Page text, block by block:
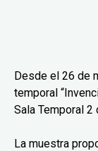
Desde el 26 de
temporal
Sala Temporal 2
La muestra